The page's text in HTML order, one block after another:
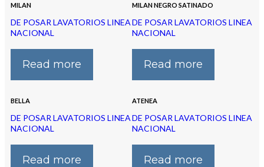
MILAN
DE POSAR LAVATORIOS LINEA
NACIONAL
Read more
MILAN NEGRO SATINADO
DE POSAR LAVATORIOS LINEA
NACIONAL
Read more
BELLA
DE POSAR LAVATORIOS LINEA
NACIONAL
Read more
ATENEA
DE POSAR LAVATORIOS LINEA
NACIONAL
Read more